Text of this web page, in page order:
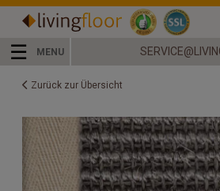
☰ MENU
Zurück zur Übersicht